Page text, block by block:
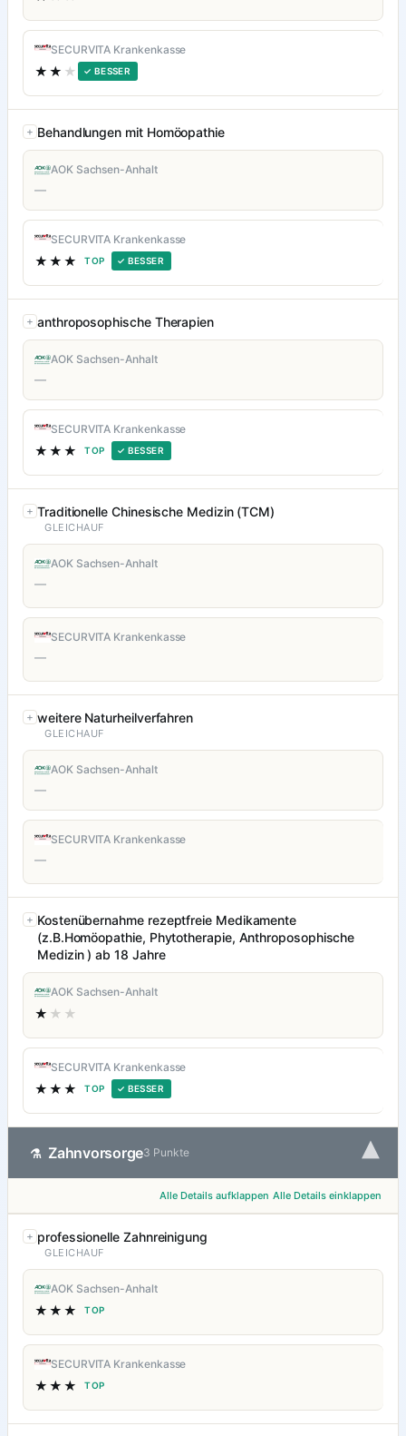
SECURVITA Krankenkasse
★★ ★ ✓ BESSER
Behandlungen mit Homöopathie
AOK Sachsen-Anhalt
—
SECURVITA Krankenkasse
★★★ TOP ✓ BESSER
anthroposophische Therapien
AOK Sachsen-Anhalt
—
SECURVITA Krankenkasse
★★★ TOP ✓ BESSER
Traditionelle Chinesische Medizin (TCM)
GLEICHAUF
AOK Sachsen-Anhalt
—
SECURVITA Krankenkasse
—
weitere Naturheilverfahren
GLEICHAUF
AOK Sachsen-Anhalt
—
SECURVITA Krankenkasse
—
Kostenübernahme rezeptfreie Medikamente
(z.B.Homöopathie, Phytotherapie, Anthroposophische
Medizin ) ab 18 Jahre
AOK Sachsen-Anhalt
★ ★★
SECURVITA Krankenkasse
★★★ TOP ✓ BESSER
⚗ Zahnvorsorge3 Punkte ▾
Alle Details aufklappen Alle Details einklappen
professionelle Zahnreinigung
GLEICHAUF
AOK Sachsen-Anhalt
★★★ TOP
SECURVITA Krankenkasse
★★★ TOP